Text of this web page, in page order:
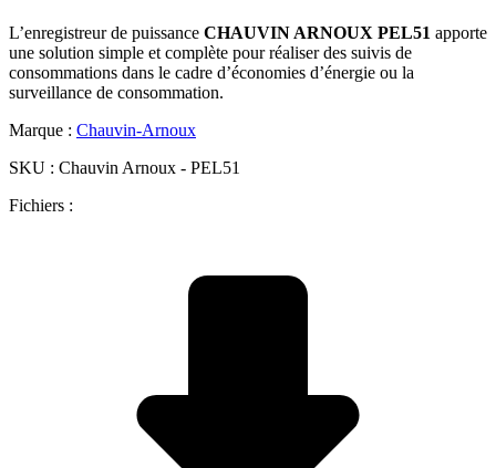
L’enregistreur de puissance CHAUVIN ARNOUX PEL51 apporte
une solution simple et complète pour réaliser des suivis de
consommations dans le cadre d’économies d’énergie ou la
surveillance de consommation.
Marque : Chauvin-Arnoux
SKU : Chauvin Arnoux - PEL51
Fichiers :